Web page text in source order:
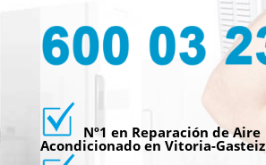
Nº1 en Reparación de Aire
Acondicionado en Vitoria-Gasteiz